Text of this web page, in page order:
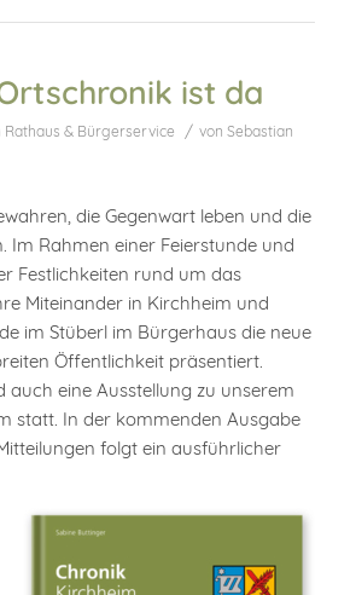
ist da
Rathaus & Bürgerservice / von Sebastian
die Gegenwart leben und die
Im Rahmen einer Feierstunde und
Festlichkeiten rund um das
Miteinander in Kirchheim und
im Stüberl im Bürgerhaus die neue
Öffentlichkeit präsentiert.
auch eine Ausstellung zu unserem
statt. In der kommenden Ausgabe
folgt ein ausführlicher